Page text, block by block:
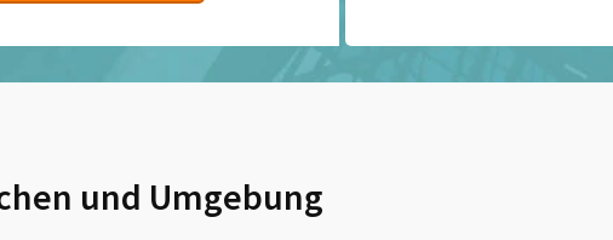
und Umgebung